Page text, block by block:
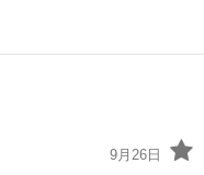
9月26日